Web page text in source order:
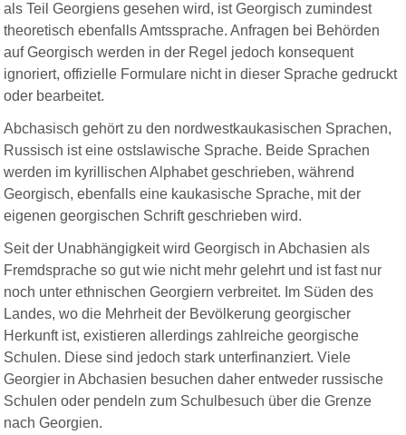
als Teil Georgiens gesehen wird, ist Georgisch zumindest
theoretisch ebenfalls Amtssprache. Anfragen bei Behörden
auf Georgisch werden in der Regel jedoch konsequent
ignoriert, offizielle Formulare nicht in dieser Sprache gedruckt
oder bearbeitet.
Abchasisch gehört zu den nordwestkaukasischen Sprachen,
Russisch ist eine ostslawische Sprache. Beide Sprachen
werden im kyrillischen Alphabet geschrieben, während
Georgisch, ebenfalls eine kaukasische Sprache, mit der
eigenen georgischen Schrift geschrieben wird.
Seit der Unabhängigkeit wird Georgisch in Abchasien als
Fremdsprache so gut wie nicht mehr gelehrt und ist fast nur
noch unter ethnischen Georgiern verbreitet. Im Süden des
Landes, wo die Mehrheit der Bevölkerung georgischer
Herkunft ist, existieren allerdings zahlreiche georgische
Schulen. Diese sind jedoch stark unterfinanziert. Viele
Georgier in Abchasien besuchen daher entweder russische
Schulen oder pendeln zum Schulbesuch über die Grenze
nach Georgien.